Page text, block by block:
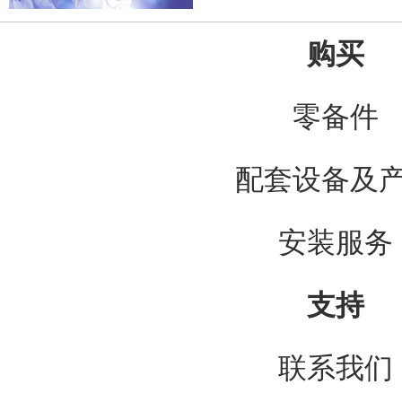
购买
零备件
配套设备及
安装服务
支持
联系我们